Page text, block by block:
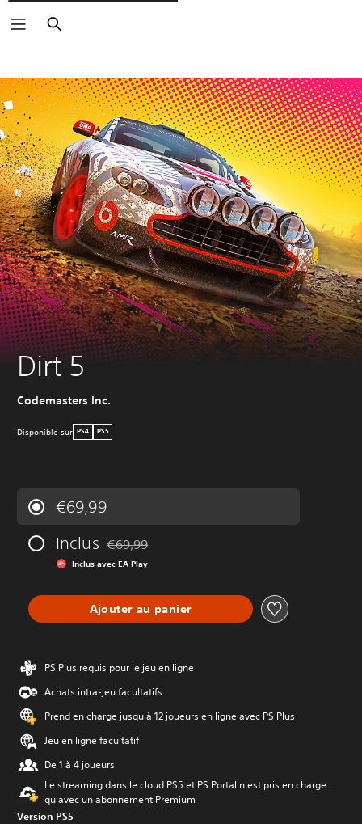
Rechercher
Dirt 5
Codemasters Inc.
Disponible sur PS4 PS5
€69,99
Inclus
Remise par rapport au prix d'origine de €69,99
€69,99
Inclus avec EA Play
Ajouter au panier
PS Plus requis pour le jeu en ligne
Achats intra-jeu facultatifs
Prend en charge jusqu'à 12 joueurs en ligne avec PS Plus
Jeu en ligne facultatif
De 1 à 4 joueurs
Le streaming dans le cloud PS5 et PS Portal n'est pris en charge
qu'avec un abonnement Premium
Version PS5